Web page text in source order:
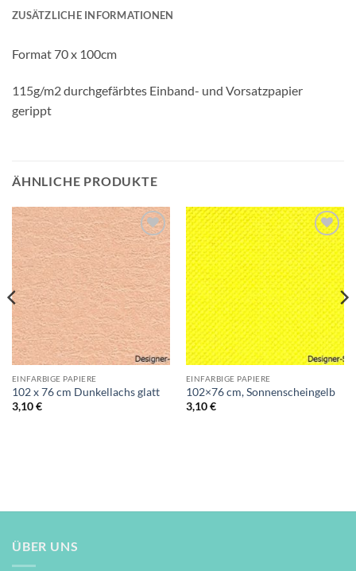
ZUSÄTZLICHE INFORMATIONEN
Format 70 x 100cm
115g/m2 durchgefärbtes Einband- und Vorsatzpapier
gerippt
ÄHNLICHE PRODUKTE
Auf die
Wunschliste
EINFARBIGE PAPIERE
102 x 76 cm Dunkellachs glatt
3,10€
Auf die
Wunschliste
EINFARBIGE PAPIERE
102×76 cm, Sonnenscheingelb
3,10€
ÜBER UNS